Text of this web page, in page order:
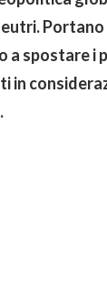
a spostare i
in